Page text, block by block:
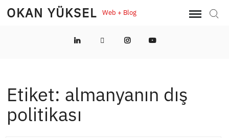
SkipOKAN YÜKSEL Web + Blog
LinkedInTwitterInstagramYouTube
Etiket: almanyanın dış
politikası